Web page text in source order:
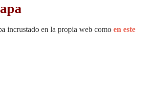
incrustado en la propia web como en este